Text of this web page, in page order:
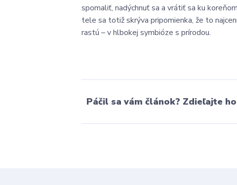
spomaliť, nadýchnuť sa a vrátiť sa ku
tele sa totiž skrýva pripomienka, že to
rastú – v hlbokej symbióze s prírodou.
Páčil sa vám článok? Zdieľajte